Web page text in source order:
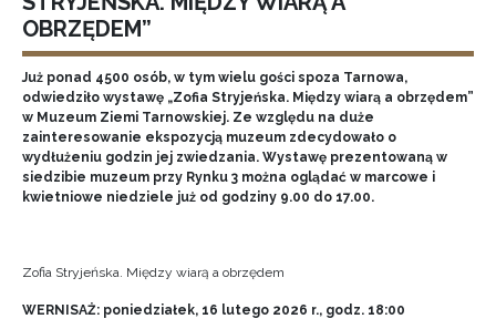
OBRZĘDEM”
Już ponad 4500 osób, w tym wielu gości spoza Tarnowa,
odwiedziło wystawę „Zofia Stryjeńska. Między wiarą a obrzędem”
w Muzeum Ziemi Tarnowskiej. Ze względu na duże
zainteresowanie ekspozycją muzeum zdecydowało o
wydłużeniu godzin jej zwiedzania. Wystawę prezentowaną w
siedzibie muzeum przy Rynku 3 można oglądać w marcowe i
kwietniowe niedziele już od godziny 9.00 do 17.00.
Zofia Stryjeńska. Między wiarą a obrzędem
WERNISAŻ: poniedziałek, 16 lutego 2026 r., godz. 18:00